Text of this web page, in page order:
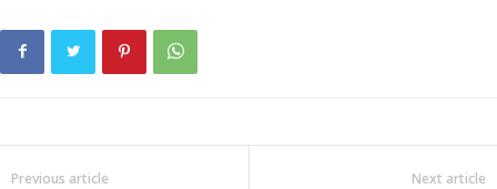
Previous article Next article